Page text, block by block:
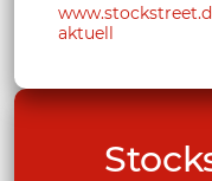
aktuell